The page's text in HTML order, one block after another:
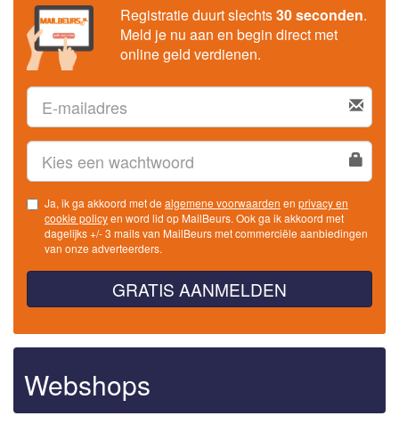
Registratie duurt slechts30 seconden.
Meld je nu aan en begin direct met
online geld verdienen.
Ja, ik ga akkoord met de algemene voorwaarden en privacy en
cookie policy
dagelijks +/- 3 mails van MailBeurs met commerciële aanbiedingen
van onze adverteerders.
GRATIS AANMELDEN
Webshops